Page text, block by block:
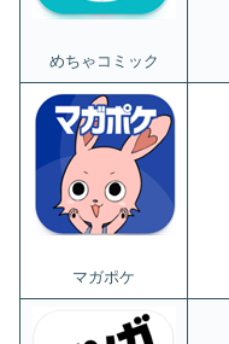
めちゃコミック
マガポケ